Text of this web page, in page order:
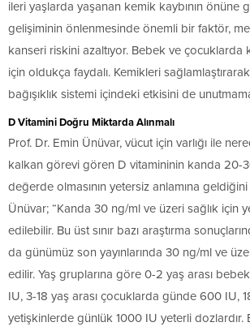
ileri yaşlarda yaşanan kemik kaybının önüne
gelişiminin önlenmesinde önemli bir faktör,
kanseri riskini azaltıyor. Bebek ve çocuklarda
için oldukça faydalı. Kemikleri sağlamlaştırarak
bağışıklık sistemi içindeki etkisini de
D Vitamini Doğru Miktarda Alınmalı
Prof. Dr. Emin Ünüvar, vücut için varlığı ile
kalkan görevi gören D vitamininin kanda 20-
değerde olmasının yetersiz anlamına
Ünüvar; “Kanda 30 ng/ml ve üzeri sağlık için
edilebilir. Bu üst sınır bazı araştırma
da günümüz son yayınlarında 30 ng/ml ve
edilir. Yaş gruplarına göre 0-2 yaş arası
IU, 3-18 yaş arası çocuklarda günde 600 IU,
yetişkinlerde günlük 1000 IU yeterli dozlardır.